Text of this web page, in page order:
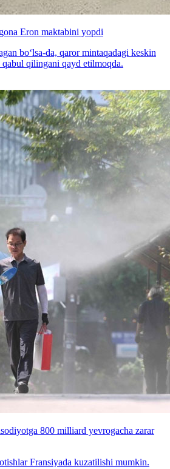
Eron maktabini yopdi
bo‘lsa-da, qaror mintaqadagi keskin
qilingani qayd etilmoqda.
800 milliard yevrogacha zarar
Fransiyada kuzatilishi mumkin.